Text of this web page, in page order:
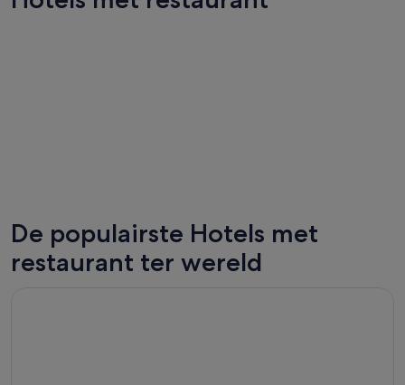
Las Vegas
De populairste Hotels met
restaurant ter wereld